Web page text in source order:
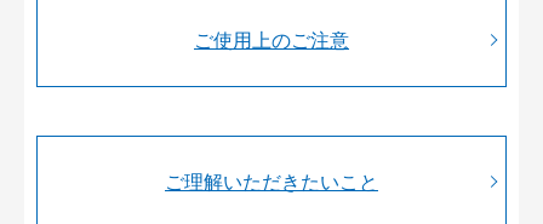
ご使用上のご注意
ご理解いただきたいこと